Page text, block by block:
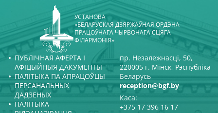
УСТАНОВА
«БЕЛАРУСКАЯ ДЗЯРЖАЎНАЯ ОРДЭНА
ПРАЦОЎНАГА ЧЫРВОНАГА СЦЯГА
ФІЛАРМОНІЯ»
ПУБЛІЧНАЯ АФЕРТА І
АФІЦЫЙНЫЯ ДАКУМЕНТЫ
ПАЛІТЫКА ПА АПРАЦОЎЦЫ
ПЕРСАНАЛЬНЫХ
ДАДЗЕНЫХ
ПАЛІТЫКА
пр. Незалежнасці, 50,
220005 г. Мінск, Рэспубліка
Беларусь
reception@bgf.by
Каса:
+375 17 396 16 17